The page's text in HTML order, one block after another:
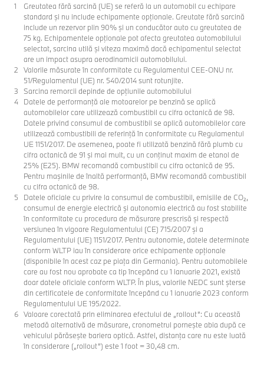
Greutatea fără sarcină (UE) se referă la un automobil cu echipare
standard şi nu include echipamente opţionale. Greutate fără sarcină
include un rezervor plin 90% şi un conducător auto cu greutatea de
75 kg. Echipamentele opţionale pot afecta greutatea automobilului
selectat, sarcina utilă şi viteza maximă dacă echipamentul selectat
are un impact asupra aerodinamicii automobilului.
Valorile măsurate în conformitate cu Regulamentul CEE-ONU nr.
51/Regulamentul (UE) nr. 540/2014 sunt rotunjite.
Sarcina remorcii depinde de opţiunile automobilului
Datele de performanţă ale motoarelor pe benzină se aplică
automobilelor care utilizează combustibil cu cifra octanică de 98.
Datele privind consumul de combustibil se aplică automobilelor care
utilizează combustibili de referinţă în conformitate cu Regulamentul
UE 1151/2017. De asemenea, poate fi utilizată benzină fără plumb cu
cifra octanică de 91 şi mai mult, cu un conţinut maxim de etanol de
25% (E25). BMW recomandă combustibil cu cifra octanică de 95.
Pentru maşinile de înaltă performanţă, BMW recomandă combustibil
cu cifra octanică de 98.
Datele oficiale cu privire la consumul de combustibil, emisiile de CO₂,
consumul de energie electrică și autonomia electrică au fost stabilite
în conformitate cu procedura de măsurare prescrisă și respectă
versiunea în vigoare Regulamentului (CE) 715/2007 și a
Regulamentului (UE) 1151/2017. Pentru autonomie, datele determinate
conform WLTP iau în considerare orice echipamente opționale
(disponibile în acest caz pe piața din Germania). Pentru automobilele
care au fost nou aprobate ca tip începând cu 1 ianuarie 2021, există
doar datele oficiale conform WLTP. În plus, valorile NEDC sunt șterse
din certificatele de conformitate începând cu 1 ianuarie 2023 conform
Regulamentului UE 195/2022.
Valoare corectată prin eliminarea efectului de „rollout”: Cu această
metodă alternativă de măsurare, cronometrul porneşte abia după ce
vehiculul părăseşte bariera optică. Astfel, distanţa care nu este luată
în considerare („rollout”) este 1 foot = 30,48 cm.